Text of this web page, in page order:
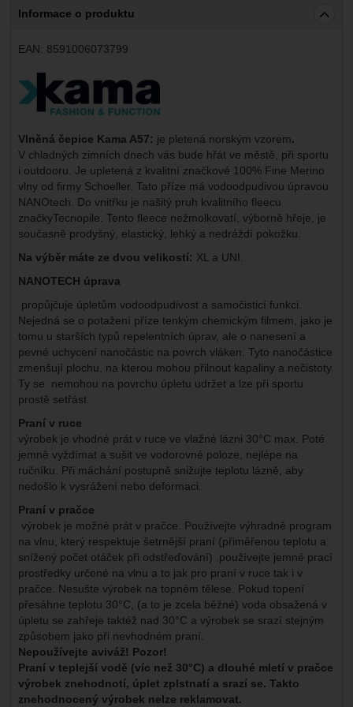
Informace o produktu
EAN: 8591006073799
Výrobce:
Vlněná čepice Kama A57: je pletená norským vzorem.
V chladných zimních dnech vás bude hřát ve městě, při sportu
i outdooru. Je upletená z kvalitní značkové 100% Fine Merino
vlny od firmy Schoeller. Tato příze má vodoodpudivou úpravou
NANOtech. Do vnitřku je našitý pruh kvalitního fleecu
značkyTecnopile. Tento fleece nežmolkovatí, výborně hřeje, je
současně prodyšný, elastický, lehký a nedráždí pokožku.
Na výběr máte ze dvou velikostí: XL a UNI.
NANOTECH úprava
propůjčuje úpletům vodoodpudivost a samočisticí funkci.
Nejedná se o potažení příze tenkým chemickým filmem, jako je
tomu u starších typů repelentních úprav, ale o nanesení a
pevné uchycení nanočástic na povrch vláken. Tyto nanočástice
zmenšují plochu, na kterou mohou přilnout kapaliny a nečistoty.
Ty se nemohou na povrchu úpletu udržet a lze při sportu
prostě setřást.
Praní v ruce
výrobek je vhodné prát v ruce ve vlažné lázni 30°C max. Poté
jemně vyždímat a sušit ve vodorovné poloze, nejlépe na
ručníku. Při máchání postupně snižujte teplotu lázně, aby
nedošlo k vysrážení nebo deformaci.
Praní v pračce
výrobek je možné prát v pračce. Používejte výhradně program
na vlnu, který respektuje šetrnější praní (přiměřenou teplotu a
snížený počet otáček při odstřeďování) .používejte jemné prací
prostředky určené na vlnu a to jak pro praní v ruce tak i v
pračce. Nesušte výrobek na topném tělese. Pokud topení
přesáhne teplotu 30°C, (a to je zcela běžné) voda obsažená v
úpletu se zahřeje taktéž nad 30°C a výrobek se srazí stejným
způsobem jako při nevhodném praní.
Nepoužívejte aviváž! Pozor!
Praní v teplejší vodě (víc než 30°C) a dlouhé mletí v pračce
výrobek znehodnotí, úplet zplstnatí a srazí se. Takto
znehodnocený výrobek nelze reklamovat.